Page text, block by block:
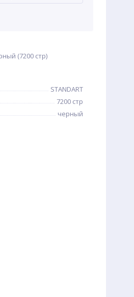
(7200 стр)
STANDART
7200 стр
черный